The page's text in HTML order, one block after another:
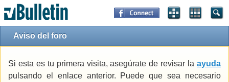
Aviso del foro
Si esta es tu primera visita, asegúrate de revisar la ayuda
pulsando el enlace anterior. Puede que sea necesario